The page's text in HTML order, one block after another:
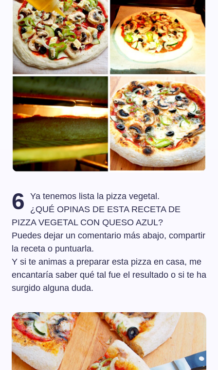
6
Ya tenemos lista la pizza vegetal.
¿QUÉ OPINAS DE ESTA RECETA DE
PIZZA VEGETAL CON QUESO AZUL?
Puedes dejar un comentario más abajo, compartir
la receta o puntuarla.
Y si te animas a preparar esta pizza en casa, me
encantaría saber qué tal fue el resultado o si te ha
surgido alguna duda.